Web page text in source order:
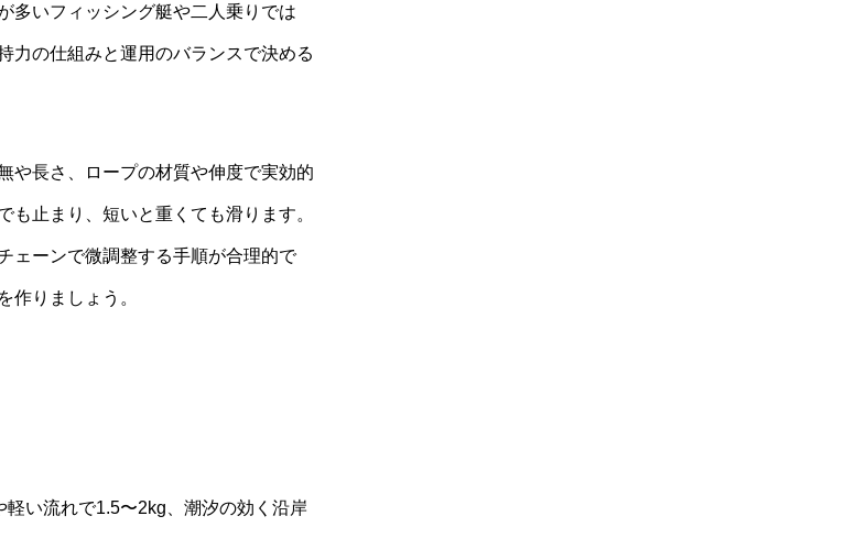
多いフィッシング艇や二人乗りでは
力の仕組みと運用のバランスで決める
や長さ、ロープの材質や伸度で実効的
止まり、短いと重くても滑ります。
ェーンで微調整する手順が合理的で
作りましょう。
い流れで1.5〜2kg、潮汐の効く沿岸